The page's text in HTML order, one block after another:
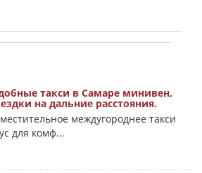
такси в Самаре минивен,
на дальние расстояния.
междугороднее такси
для комф...